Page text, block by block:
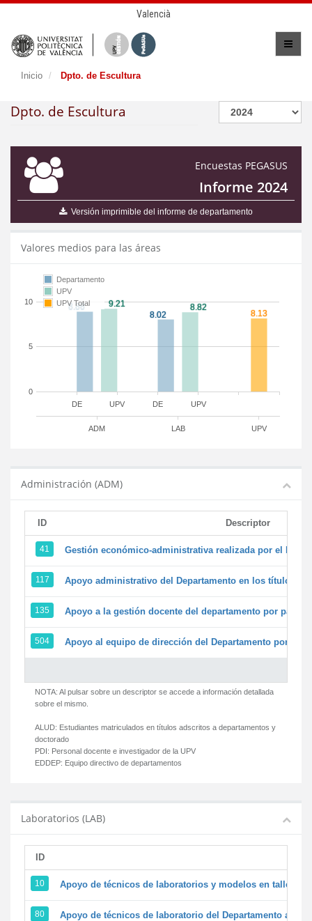
Valencià
Inicio Dpto. de Escultura
Dpto. de Escultura
Encuestas PEGASUS
Informe 2024
Versión imprimible del informe de departamento
Valores medios para las áreas
DE DE
UPV UPV
ADM LAB UPV
0
5
10
Departamento
UPV
UPV Total
Administración (ADM)
ID Descriptor
41 Gestión económico-administrativa realizada por el
117 Apoyo administrativo del Departamento en los títulos de
135 Apoyo a la gestión docente del departamento por parte
504 Apoyo al equipo de dirección del Departamento por
NOTA: Al pulsar sobre un descriptor se accede a información detallada
sobre el mismo.
ALUD: Estudiantes matriculados en títulos adscritos a departamentos y
doctorado
PDI: Personal docente e investigador de la UPV
EDDEP: Equipo directivo de departamentos
Laboratorios (LAB)
ID
10 Apoyo de técnicos de laboratorios y modelos en
80 Apoyo de técnicos de laboratorio del Departamento a la